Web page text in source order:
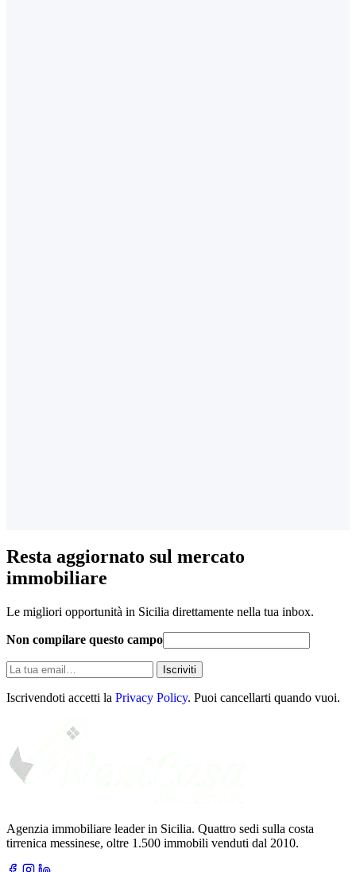
Resta aggiornato sul mercato
immobiliare
Le migliori opportunità in Sicilia direttamente nella tua inbox.
Non compilare questo campo
La
tua
email
Iscriviti
Iscrivendoti accetti la Privacy Policy. Puoi cancellarti quando vuoi.
Agenzia immobiliare leader in Sicilia. Quattro sedi sulla costa
tirrenica messinese, oltre 1.500 immobili venduti dal 2010.